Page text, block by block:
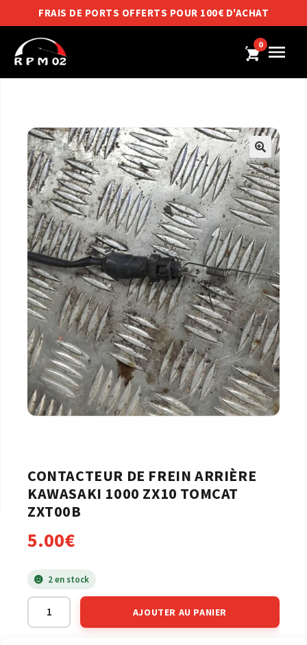
FRAIS DE PORTS OFFERTS POUR 100€ D'ACHAT
0
CONTACTEUR DE FREIN ARRIÈRE
KAWASAKI 1000 ZX10 TOMCAT
ZXT00B
5.00€
2 en stock
AJOUTER AU PANIER